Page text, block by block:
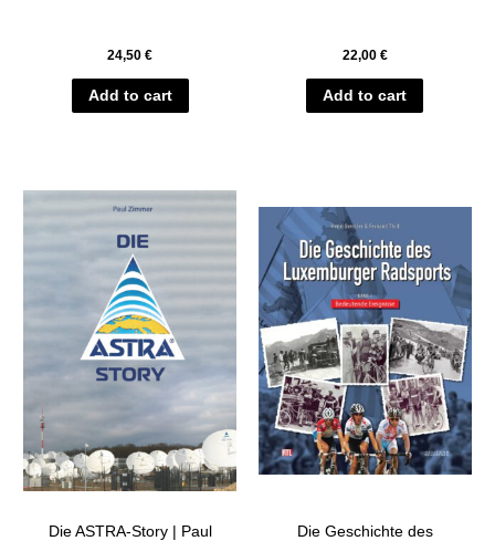
24,50€
Add to cart
22,00 €
Add to cart
Die ASTRA-Story | Paul
Die Geschichte des